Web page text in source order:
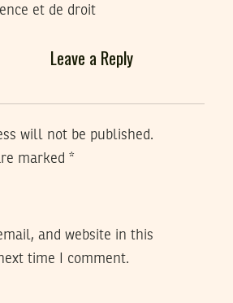
et de droit
Leave a Reply
will not be published.
marked *
and website in this
time I comment.